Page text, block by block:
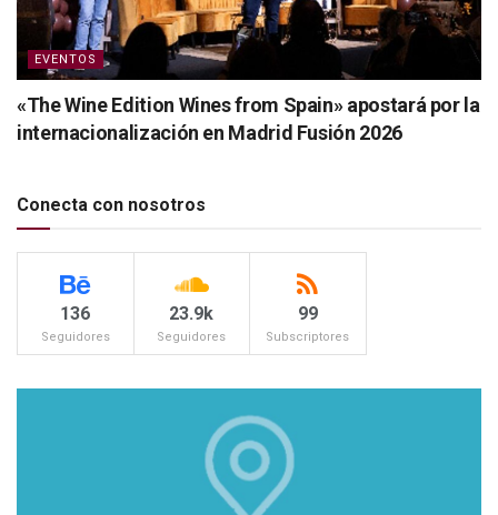
EVENTOS
«The Wine Edition Wines from Spain» apostará por la
internacionalización en Madrid Fusión 2026
Conecta con nosotros
136
Seguidores
23.9k
Seguidores
99
Subscriptores